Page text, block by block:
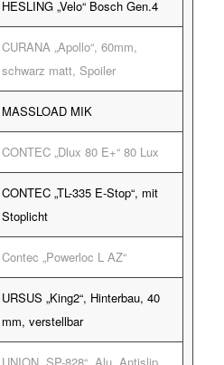
HESLING „Velo“ Bosch Gen.4
CURANA „Apollo“, 60mm,
schwarz matt, Spoiler
MASSLOAD MIK
CONTEC „Dlux 80 E+“ 80 Lux
CONTEC „TL-335 E-Stop“, mit
Stoplicht
Contec „Powerloc L AZ“
URSUS „King2“, Hinterbau, 40
mm, verstellbar